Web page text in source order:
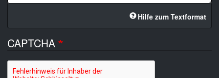
Hilfe zum Textformat
CAPTCHA